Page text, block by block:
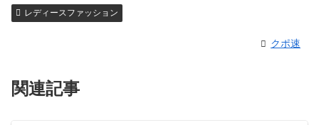
レディースファッション
クポ速
関連記事